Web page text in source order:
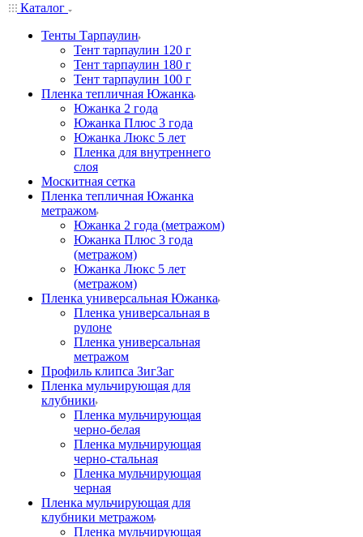
Каталог
Тенты Тарпаулин
Тент тарпаулин 120 г
Тент тарпаулин 180 г
Тент тарпаулин 100 г
Пленка тепличная Южанка
Южанка 2 года
Южанка Плюс 3 года
Южанка Люкс 5 лет
Пленка для внутреннего
слоя
Москитная сетка
Пленка тепличная Южанка
метражом
Южанка 2 года (метражом)
Южанка Плюс 3 года
(метражом)
Южанка Люкс 5 лет
(метражом)
Пленка универсальная Южанка
Пленка универсальная в
рулоне
Пленка универсальная
метражом
Профиль клипса ЗигЗаг
Пленка мульчирующая для
клубники
Пленка мульчирующая
черно-белая
Пленка мульчирующая
черно-стальная
Пленка мульчирующая
черная
Пленка мульчирующая для
клубники метражом
Пленка мульчирующая